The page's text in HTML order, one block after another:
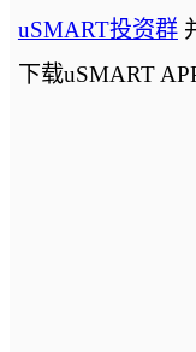
uSMART投资群
下载uSMART